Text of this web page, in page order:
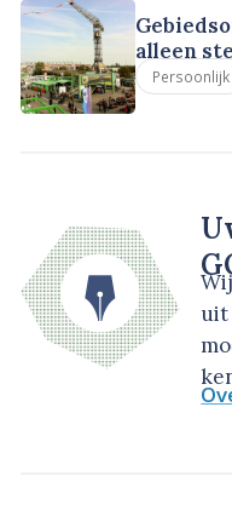
alleen
Persoonlijk
uit